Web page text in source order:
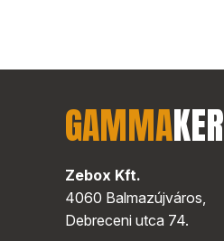
GAMMAKER
Zebox Kft.
4060 Balmazújváros,
Debreceni utca 74.